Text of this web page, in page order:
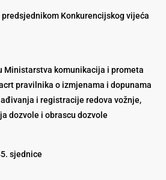
Konkurencijskog vijeća
Ministarstva komunikacija i prometa
pravilnika o izmjenama i dopunama
i registracije redova vožnje,
dozvole i obrascu dozvole
sjednice